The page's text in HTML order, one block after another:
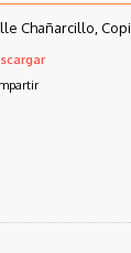
Chañarcillo,